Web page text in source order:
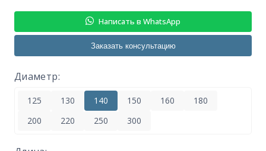
Написать в WhatsApp
Заказать консультацию
Диаметр:
125 130 140 150 160
180
200
220 250 300